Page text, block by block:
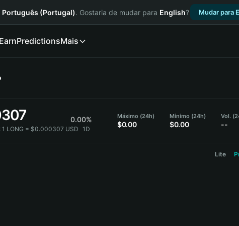
Português (Portugal). Gostaria de mudar para English? Mudar para
EarnPredictionsMais
0.00%
1 LONG = $0.000307 USD 1D
Máximo (24h)
$0.00
Mínimo (24h)
$0.00
Vol.
--
Lite